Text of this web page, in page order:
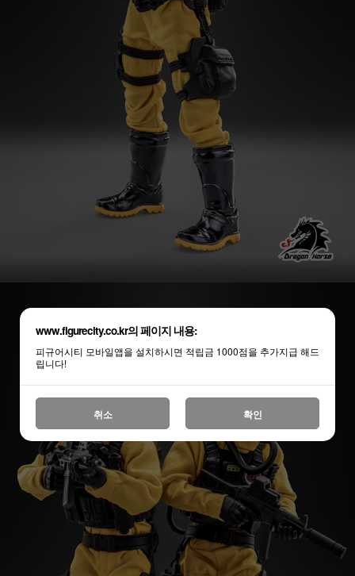
www.figurecity.co.kr의 페이지 내용:
피규어시티 모바일앱을 설치하시면 적립금 1000점을 추가지급 해드
립니다!
취소 확인